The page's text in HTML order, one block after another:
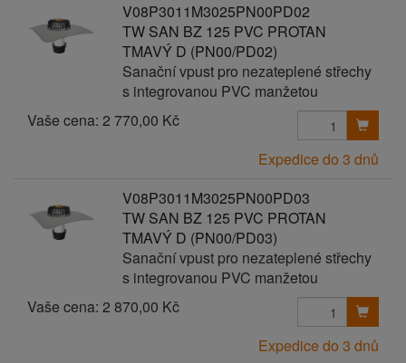
V08P3011M3025PN00PD02
TW SAN BZ 125 PVC PROTAN
TMAVÝ D (PN00/PD02)
Sanační vpust pro nezateplené střechy
s integrovanou PVC manžetou
Vaše cena: 2 770,00 Kč
Expedice do 3 dnů
V08P3011M3025PN00PD03
TW SAN BZ 125 PVC PROTAN
TMAVÝ D (PN00/PD03)
Sanační vpust pro nezateplené střechy
s integrovanou PVC manžetou
Vaše cena: 2 870,00 Kč
Expedice do 3 dnů